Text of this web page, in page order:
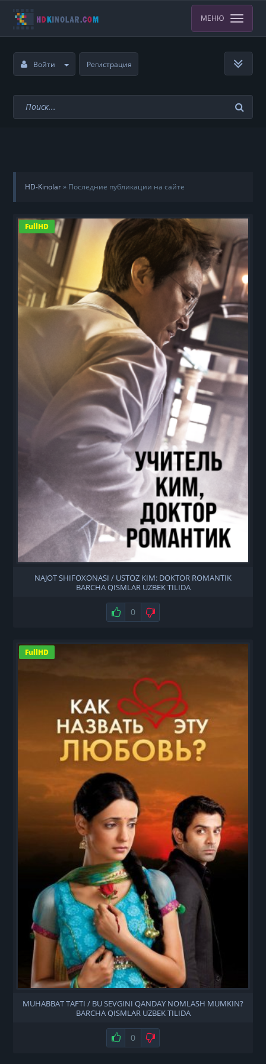
МЕНЮ
Войти Регистрация
HD-Kinolar» Последние публикации на сайте
FullHD
NAJOT SHIFOXONASI / USTOZ KIM: DOKTOR ROMANTIK
BARCHA QISMLAR UZBEK TILIDA
Нравится
0 Не нравится
FullHD
MUHABBAT TAFTI / BU SEVGINI QANDAY NOMLASH MUMKIN?
BARCHA QISMLAR UZBEK TILIDA
Нравится
0 Не нравится